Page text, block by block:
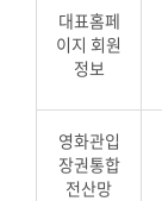
대표홈페
이지 회원
정보
영화관입
장권통합
전산망